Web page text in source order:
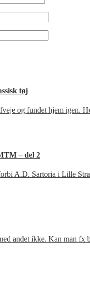
tøj
og fundet hjem igen.
– del 2
A.D. Sartoria i Lille
andet ikke. Kan man